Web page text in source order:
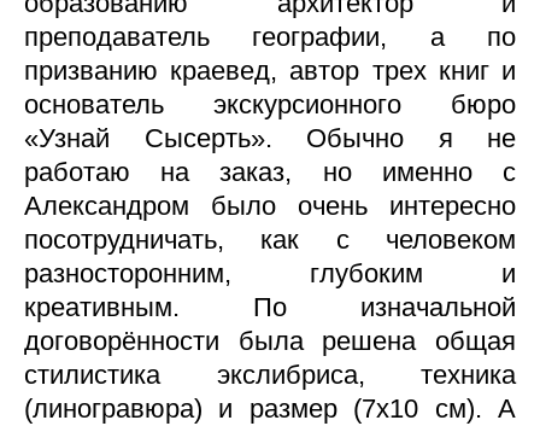
преподаватель географии, а по
призванию краевед, автор трех книг и
основатель экскурсионного бюро
«Узнай Сысерть». Обычно я не
работаю на заказ, но именно с
Александром было очень интересно
посотрудничать, как с человеком
разносторонним, глубоким и
креативным. По изначальной
договорённости была решена общая
стилистика экслибриса, техника
(линогравюра) и размер (7х10 см). А